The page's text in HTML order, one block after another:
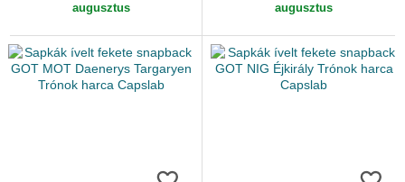
augusztus
augusztus